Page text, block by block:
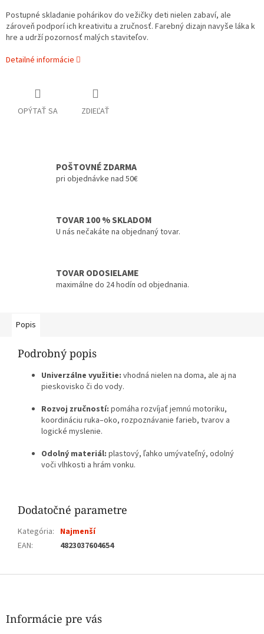
Postupné skladanie pohárikov do vežičky deti nielen zabaví, ale
zároveň podporí ich kreativitu a zručnosť. Farebný dizajn navyše láka k
hre a udrží pozornosť malých staviteľov.
Detailné informácie
OPÝTAŤ SA ZDIEĽAŤ
POŠTOVNÉ ZDARMA
pri objednávke nad 50€
TOVAR 100 % SKLADOM
U nás nečakáte na objednaný tovar.
TOVAR ODOSIELAME
maximálne do 24 hodín od objednania.
Popis
Podrobný popis
Univerzálne využitie: vhodná nielen na doma, ale aj na
pieskovisko či do vody.
Rozvoj zručností: pomáha rozvíjať jemnú motoriku,
koordináciu ruka–oko, rozpoznávanie farieb, tvarov a
logické myslenie.
Odolný materiál: plastový, ľahko umývateľný, odolný
voči vlhkosti a hrám vonku.
Dodatočné parametre
Kategória: Najmenší
EAN: 4823037604654
Z
Informácie pre vás